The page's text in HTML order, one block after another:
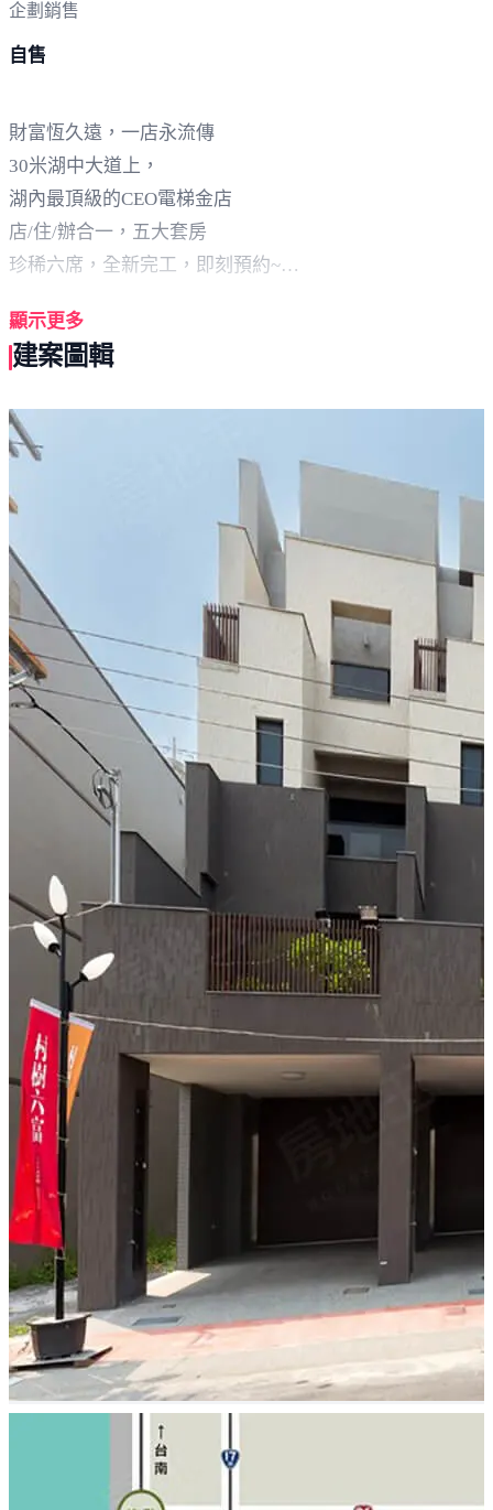
企劃銷售
自售
財富恆久遠，一店永流傳
30米湖中大道上，
湖內最頂級的CEO電梯金店
店/住/辦合一，五大套房
珍稀六席，全新完工，即刻預約~
30米湖中大道上，湖內最頂級的CEO電梯金店
店/住/辦合一，五大套房
建材說明
YKK氣密窗、櫻花整體廚具附洗碗機微波烤箱 TOTO衛浴
顯示更多
建案圖輯